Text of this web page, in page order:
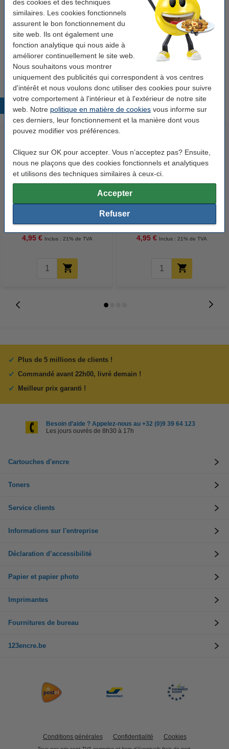
des cookies et des techniques
similaires. Les cookies fonctionnels
assurent le bon fonctionnement du
site web. Ils ont également une
fonction analytique qui nous aide à
améliorer continuellement le site web.
Nous souhaitons vous montrer
uniquement des publicités qui correspondent à vos centres
d'intérêt et nous voulons donc utiliser des cookies pour suivre
votre comportement à l'intérieur et à l'extérieur de notre site
web. Notre politique en matière de cookies vous informe sur
ces derniers, leur fonctionnement et la manière dont vous
pouvez modifier vos préférences.
Cliquez sur OK pour accepter. Vous n’acceptez pas? Ensuite,
nous ne plaçons que des cookies fonctionnels et analytiques
et utilisons des techniques similaires à ceux-ci.
Accepter
Refuser
ml)
6,95 €
Options
Peinture Toiles à peindre Palettes de peinture
Papier dessin Auxiliaires de peinture
Produits populaires
Winsor & Newton couteau à
4,95 € Inclus : 21% de TVA
Winsor & Newton couteau à
4,95 € Inclus : 21% de TVA
Plus de 5 millions de clients !
Commandé avant 22h00, livré demain !
Meilleur prix garanti !
Besoin d’aide ? Appelez-nous au +32 (0)9 39 64 123
Les jours ouvrés de 8h30 à 17h
Cartouches d'encre
Toners
Service clients
Informations sur l'entreprise
Déclaration d’accessibilité
Papier et papier photo
Imprimantes
Fournitures de bureau
123encre.be
Conditions générales Confidentialité Cookies